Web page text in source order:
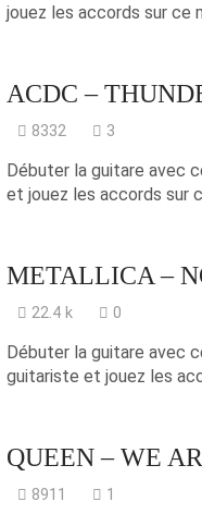
jouez les accords sur ce
ACDC –
8332 3
Débuter la guitare avec
et jouez les accords sur
METALLICA –
22.4 k 0
Débuter la guitare avec
guitariste et jouez les
QUEEN – WE
8911 1